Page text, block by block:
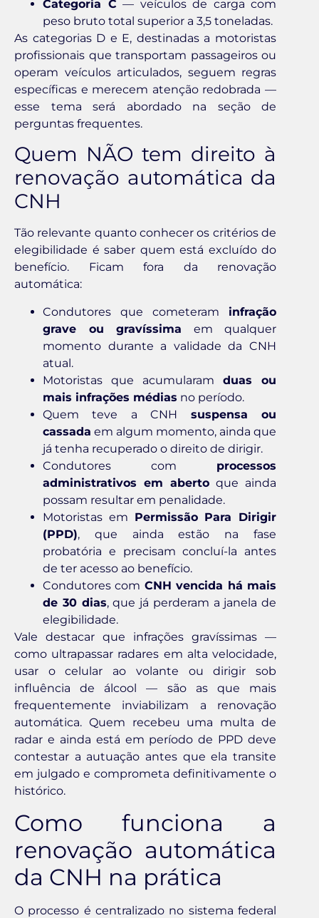
Categoria C — veículos de carga com
peso bruto total superior a 3,5 toneladas.
As categorias D e E, destinadas a motoristas
profissionais que transportam passageiros ou
operam veículos articulados, seguem regras
específicas e merecem atenção redobrada —
esse tema será abordado na seção de
perguntas frequentes.
Quem NÃO tem direito à
renovação automática da
CNH
Tão relevante quanto conhecer os critérios de
elegibilidade é saber quem está excluído do
benefício. Ficam fora da renovação
automática:
Condutores que cometeram infração
grave ou gravíssima em qualquer
momento durante a validade da CNH
atual.
Motoristas que acumularam duas ou
mais infrações médias no período.
Quem teve a CNH suspensa ou
cassada em algum momento, ainda que
já tenha recuperado o direito de dirigir.
Condutores com processos
administrativos em aberto que ainda
possam resultar em penalidade.
Motoristas em Permissão Para Dirigir
(PPD), que ainda estão na fase
probatória e precisam concluí-la antes
de ter acesso ao benefício.
Condutores com CNH vencida há mais
de 30 dias, que já perderam a janela de
elegibilidade.
Vale destacar que infrações gravíssimas —
como ultrapassar radares em alta velocidade,
usar o celular ao volante ou dirigir sob
influência de álcool — são as que mais
frequentemente inviabilizam a renovação
automática. Quem recebeu uma multa de
radar e ainda está em período de PPD deve
contestar a autuação antes que ela transite
em julgado e comprometa definitivamente o
histórico.
Como funciona a
renovação automática
da CNH na prática
O processo é centralizado no sistema federal